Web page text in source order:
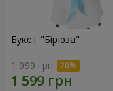
Букет "Бірюза"
1 999 грн